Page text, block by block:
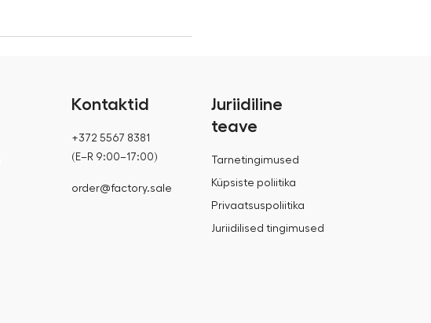
Kontaktid
+372 5567 8381
(E–R 9:00–17:00)
order@factory.sale
Juriidiline
teave
Tarnetingimused
Küpsiste poliitika
Privaatsuspoliitika
Juriidilised tingimused